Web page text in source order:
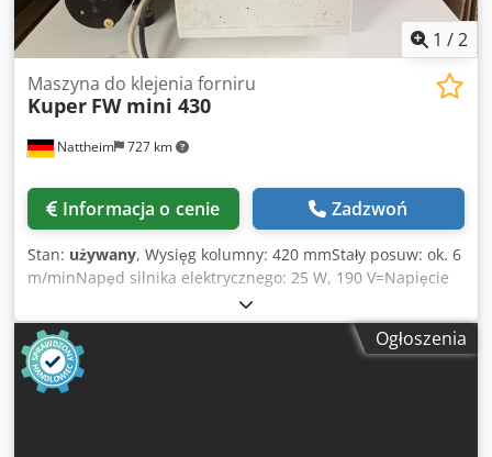
1 /2
Nattheim 727 km
Maszyna do klejenia forniru
Kuper FW mini 430
Informacja o cenie Zadzwoń
Stan: używany, Wysięg kolumny: 420 mmStały posuw: ok. 6
m/minNapęd silnika elektrycznego: 25 W, 190 V=Napięcie
przyłączeniowe: 110 - 235 V, 50 - 60 HzCałkowite
podłączone obciążenie: 110 WGłowica grzewcza: ok. 75
WMasa netto: ok. 22 kg z pedałem nożnym Chedpex
Upgcsfx Akvja Miejsce przechowywania: Nattheim
Ogłoszenia